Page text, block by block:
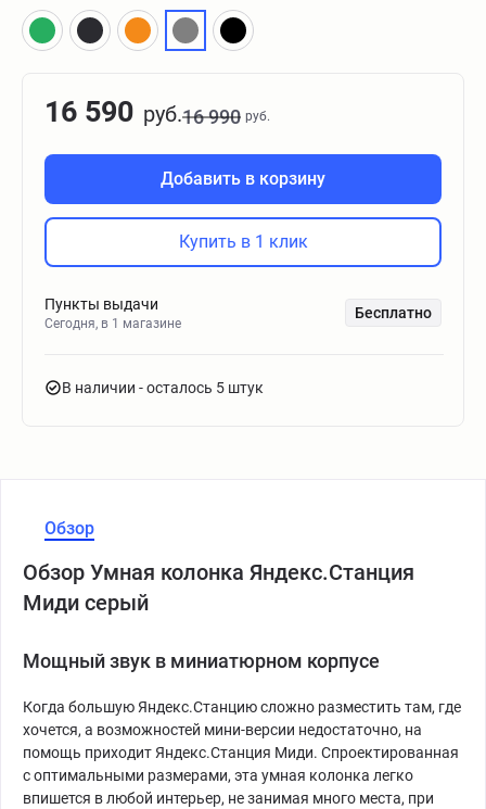
16 590 руб.16 990 руб.
Добавить в корзину
Купить в 1 клик
Пункты выдачи
Сегодня, в 1 магазине
Бесплатно
В наличии - осталось 5 штук
Обзор
Обзор Умная колонка Яндекс.Станция
Миди серый
Мощный звук в миниатюрном корпусе
Когда большую Яндекс.Станцию сложно разместить там, где
хочется, а возможностей мини-версии недостаточно, на
помощь приходит Яндекс.Станция Миди. Спроектированная
с оптимальными размерами, эта умная колонка легко
впишется в любой интерьер, не занимая много места, при